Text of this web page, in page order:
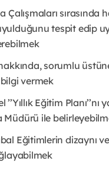
Çalışmaları sırasında
tespit edip
sorumlu
vermek
Eğitim
Müdürü ile
Eğitimlerin dizaynı